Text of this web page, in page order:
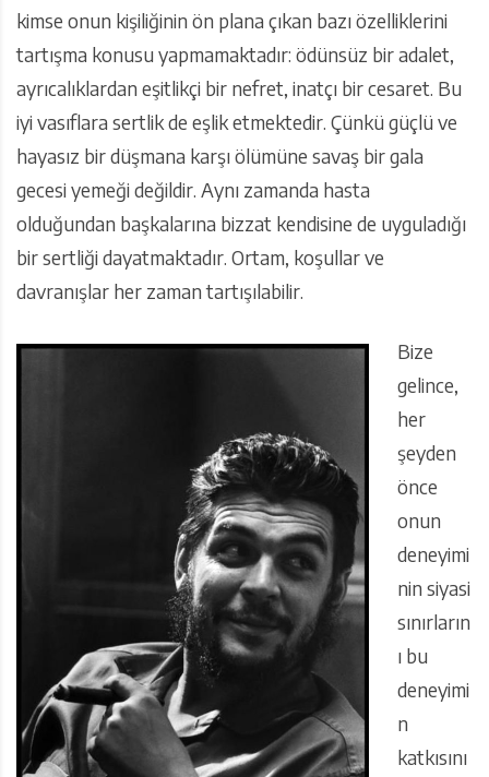
kimse onun kişiliğinin ön plana çıkan bazı özelliklerini
tartışma konusu yapmamaktadır: ödünsüz bir adalet,
ayrıcalıklardan eşitlikçi bir nefret, inatçı bir cesaret. Bu
iyi vasıflara sertlik de eşlik etmektedir. Çünkü güçlü ve
hayasız bir düşmana karşı ölümüne savaş bir gala
gecesi yemeği değildir. Aynı zamanda hasta
olduğundan başkalarına bizzat kendisine de uyguladığı
bir sertliği dayatmaktadır. Ortam, koşullar ve
davranışlar her zaman tartışılabilir.
Bize
gelince,
her
şeyden
önce
onun
deneyimi
nin siyasi
sınırların
ı bu
deneyimi
n
katkısını